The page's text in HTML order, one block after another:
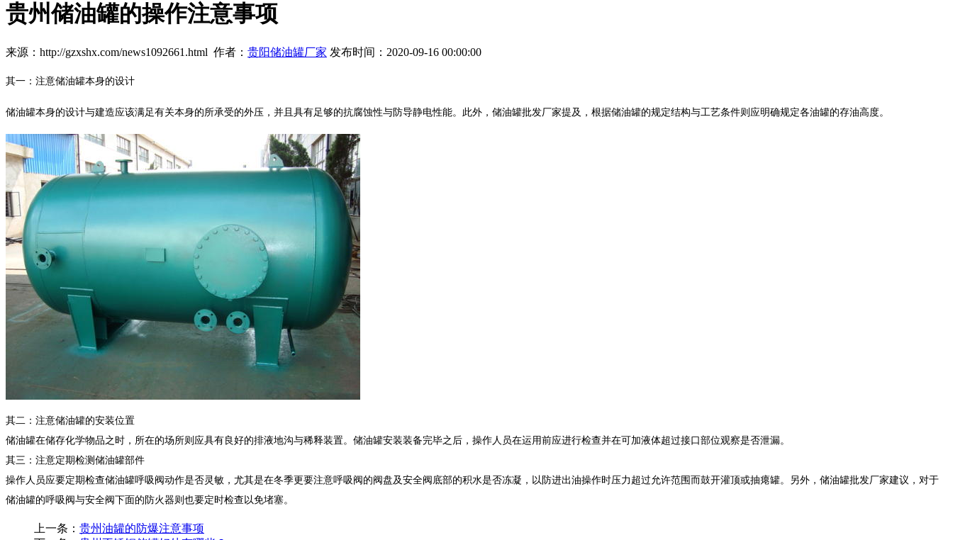
贵州储油罐的操作注意事项
来源：http://gzxshx.com/news1092661.html 作者： 贵阳储油罐厂家 发布时间：2020-09-16 00:00:00
其一：注意储油罐本身的设计
储油罐本身的设计与建造应该满足有关本身的所承受的外压，并且具有足够的抗腐蚀性与防导静电性能。此外，储油罐批发厂家提及，根据储油罐的规定结构与工艺条件则应明确规定各油罐的存油高度。
其二：注意储油罐的安装位置
储油罐在储存化学物品之时，所在的场所则应具有良好的排液地沟与稀释装置。储油罐安装装备完毕之后，操作人员在运用前应进行检查并在可加液体超过接口部位观察是否泄漏。
其三：注意定期检测储油罐部件
操作人员应要定期检查储油罐呼吸阀动作是否灵敏，尤其是在冬季更要注意呼吸阀的阀盘及安全阀底部的积水是否冻凝，以防进出油操作时压力超过允许范围而鼓开灌顶或抽瘪罐。另外，储油罐批发厂家建议，对于
储油罐的呼吸阀与安全阀下面的防火器则也要定时检查以免堵塞。
上一条： 贵州油罐的防爆注意事项